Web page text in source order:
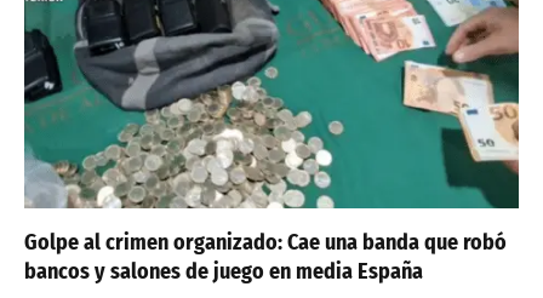
Golpe al crimen organizado: Cae una banda que robó
bancos y salones de juego en media España